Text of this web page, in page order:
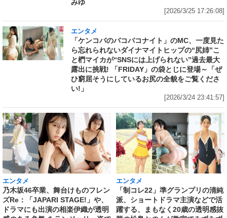
みゆ
[2026/3/25 17:26:08]
エンタメ
「ケンコバのバコバコナイト」のMC、一度見た
ら忘れられないダイナマイトヒップの“尻姉”こ
と椚マイカが“SNSには上げられない”過去最大
露出に挑戦! 「FRIDAY」の袋とじに登場～「ぜ
ひ窮屈そうにしているお尻の全貌をご覧くださ
い!」
[2026/3/24 23:41:57]
エンタメ
乃木坂46卒業、舞台けものフレン
ズRe：「JAPARI STAGE!」や、
ドラマにも出演の相楽伊織が透明
エンタメ
「制コレ22」準グランプリの清純
派、ショートドラマ主演などで活
躍する、まもなく20歳の透明感抜